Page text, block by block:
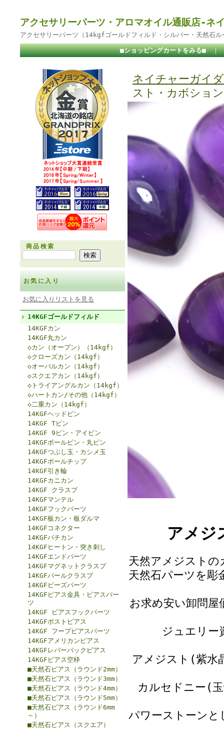
アクセサリーパーツ・アロマオイル通販店-ネ
アクセサリーパーツ（14kgfゴールドフィルド・シルバー・天然石
■ショッピングカートをみる■ ｜
商品検索
お気に入り
お気に入りリストを見る
14KGFゴールドフィルド
14KGFカン
14KGF丸カン
◇カン（オープン）（14kgf）
◇クローズカン（14kgf）
◇オーバルカン（14kgf）
◇スクエアカン（14kgf）
◇トライアングルカン（14kgf）
◇ハートカン/その他（14kgf）
◇二重カン（14kgf）
14KGFヘッドピン
14KGF Tピン
14KGF 9ピン・アイピン
14KGFボールピン・丸ピン
14KGFつぶし玉・カシメ玉
14KGFボールチップ
14KGF引き輪
14KGFカニカン
14KGF クラスプ
14KGFマンテル
14KGFフックパーツ
14KGF板カン・板ダルマ
14KGFコネクター
14KGFバチカン
14KGFヒートン・突き刺し
14KGFエンドパーツ
14KGFマグネットクラスプ
14KGFパールクラスプ
14KGFビーズパーツ
14KGFピアス金具・ピアスパー
ツ
14KGF ピアスフックパーツ
14KGFポストピアス
14KGF フープピアスパーツ
14KGFアメリカンピアス
14KGFレバーバックピアス
14KGFピアス空枠
■天然石ピアス（ラウンド2mm）
■天然石ピアス（ラウンド3mm）
■天然石ピアス（ラウンド4mm）
■天然石ピアス（ラウンド5mm）
■天然石ピアス（ラウンド6mm
～）
■天然石ピアス（スクエア）
ネイチャーガイ
スト・カボション
アメジ
天然アメジストの
天然石パーツを彫
お求め安い卸問屋
ジュエリー
アメジスト(紫水
カルセドニー(
パワーストーンと